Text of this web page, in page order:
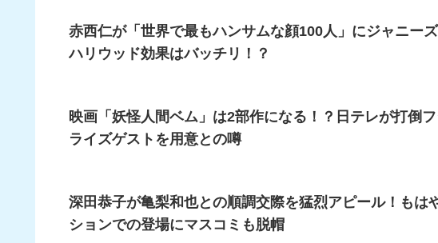
赤西仁が「世界で最もハンサムな顔100人」にジャニー
ハリウッド効果はバッチリ！？
映画「妖怪人間ベム」は2部作になる！？日テレが打倒
ライズゲストを用意との噂
深田恭子が亀梨和也との順調交際を猛烈アピール！もは
ションでの登場にマスコミも脱帽